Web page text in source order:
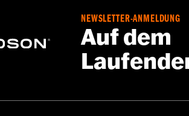
NEWSLETTER-ANMELDUNG
Auf dem